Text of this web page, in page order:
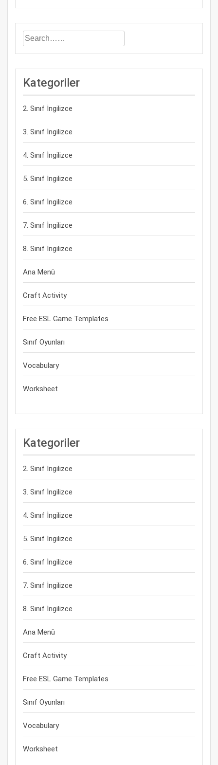
Kategoriler
2. Sınıf İngilizce
3. Sınıf İngilizce
4. Sınıf İngilizce
5. Sınıf İngilizce
6. Sınıf İngilizce
7. Sınıf İngilizce
8. Sınıf İngilizce
Ana Menü
Craft Activity
Free ESL Game Templates
Sınıf Oyunları
Vocabulary
Worksheet
Kategoriler
2. Sınıf İngilizce
3. Sınıf İngilizce
4. Sınıf İngilizce
5. Sınıf İngilizce
6. Sınıf İngilizce
7. Sınıf İngilizce
8. Sınıf İngilizce
Ana Menü
Craft Activity
Free ESL Game Templates
Sınıf Oyunları
Vocabulary
Worksheet